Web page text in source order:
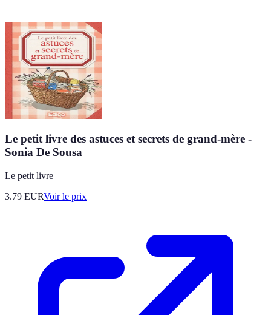
Le petit livre des astuces et secrets de grand-mère -
Sonia De Sousa
Le petit livre
3.79 EURVoir le prix